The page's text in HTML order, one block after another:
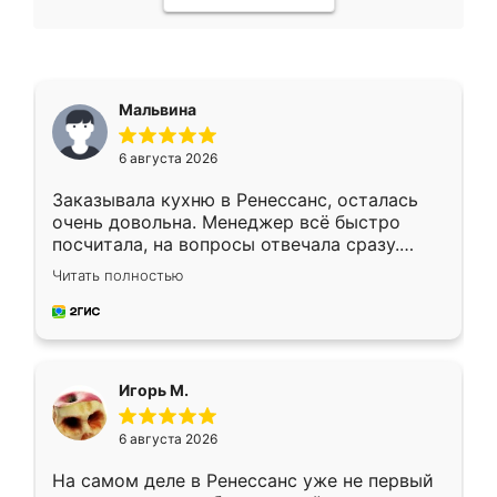
Мальвина
6 августа 2026
Заказывала кухню в Ренессанс, осталась
очень довольна. Менеджер всё быстро
посчитала, на вопросы отвечала сразу.
Замерщик приехал в субботу, подошёл к
делу со всей ответственностью. Собрали
за день, ребята работали аккуратно, даже
Читать полностью
Игорь М.
6 августа 2026
На самом деле в Ренессанс уже не первый